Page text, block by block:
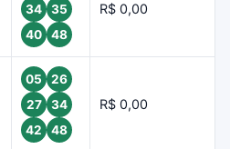
34
35
40
48
R$ 0,00
05
26
27
34
42
48
R$ 0,00